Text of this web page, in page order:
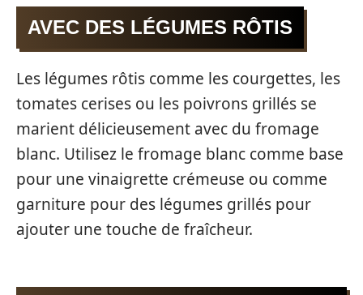
AVEC DES LÉGUMES RÔTIS
Les légumes rôtis comme les courgettes, les
tomates cerises ou les poivrons grillés se
marient délicieusement avec du fromage
blanc. Utilisez le fromage blanc comme base
pour une vinaigrette crémeuse ou comme
garniture pour des légumes grillés pour
ajouter une touche de fraîcheur.